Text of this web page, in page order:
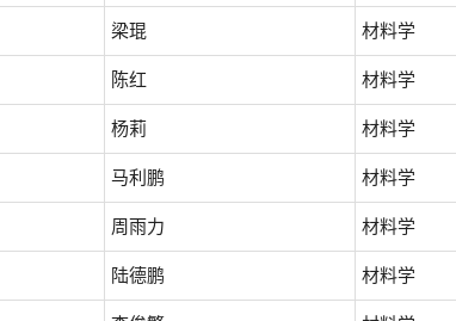
梁琨 材料学
陈红 材料学
杨莉 材料学
马利鹏 材料学
周雨力 材料学
陆德鹏 材料学